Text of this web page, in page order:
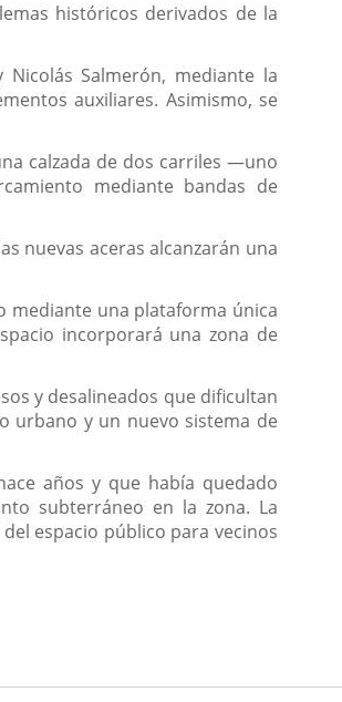
históricos derivados de la
Salmerón, mediante la
auxiliares. Asimismo, se
calzada de dos carriles —uno
mediante bandas de
nuevas aceras alcanzarán una
mediante una plataforma única
incorporará una zona de
y desalineados que dificultan
urbano y un nuevo sistema de
años y que había quedado
subterráneo en la zona. La
espacio público para vecinos